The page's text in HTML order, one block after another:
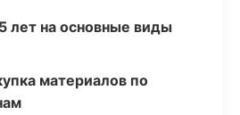
лет на основные виды
материалов по